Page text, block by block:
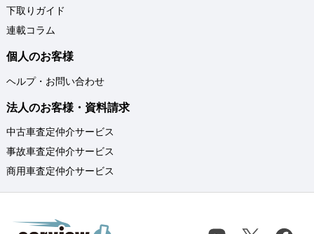
下取りガイド
連載コラム
個人のお客様
ヘルプ・お問い合わせ
法人のお客様・資料請求
中古車査定仲介サービス
事故車査定仲介サービス
商用車査定仲介サービス